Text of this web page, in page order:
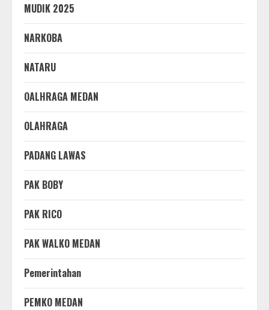
MUDIK 2025
NARKOBA
NATARU
OALHRAGA MEDAN
OLAHRAGA
PADANG LAWAS
PAK BOBY
PAK RICO
PAK WALKO MEDAN
Pemerintahan
PEMKO MEDAN